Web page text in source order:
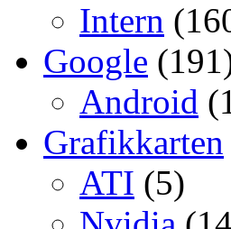
Intern
Google
Android
Grafikkarten
ATI (5)